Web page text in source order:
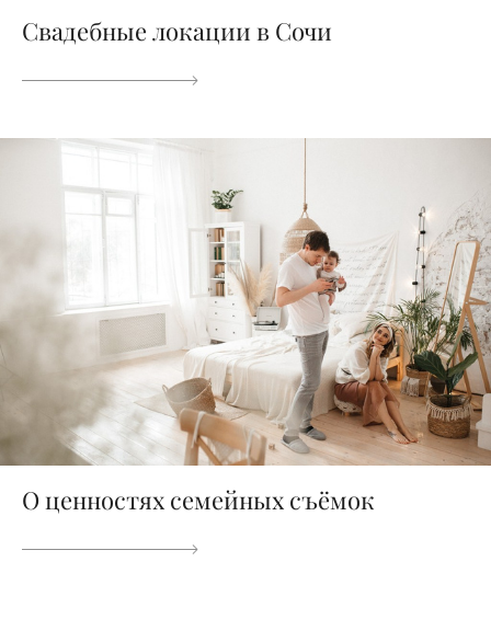
Свадебные локации в Сочи
О ценностях семейных съёмок